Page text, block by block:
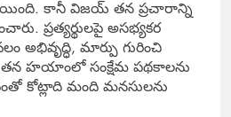
కానీ విజయ్ తన ప్రచారాన్ని
ప్రత్యర్థులపై అసభ్యకర
అభివృద్ధి, మార్పు గురించి
హయాంలో సంక్షేమ పథకాలను
కోట్లాది మంది మనసులను